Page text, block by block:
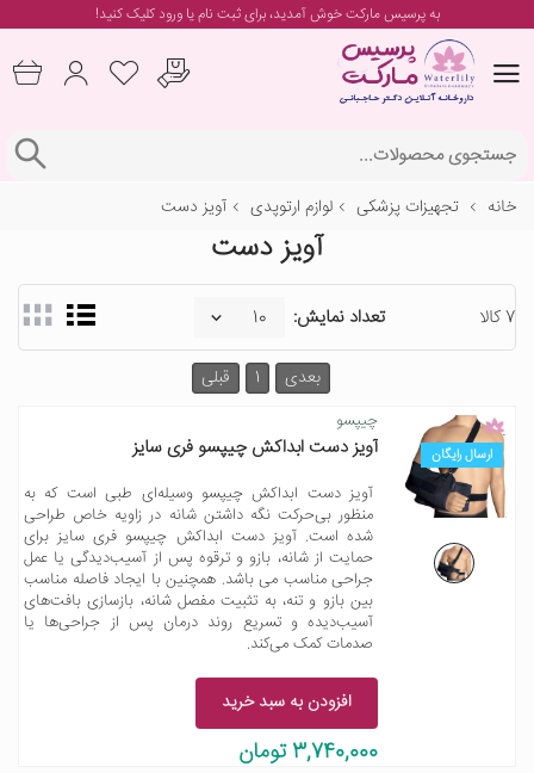
به پرسیس مارکت خوش آمدید، برایثبت نام یا ورودکلیک کنید!
خانه تجهیزات پزشکی لوازم ارتوپدی آویز دست
آویز دست
7 کالا تعداد نمایش:
قبلی 1 بعدی
ارسال رایگان
چیپسو
آویز دست ابداکش چیپسو فری سایز
آویز دست ابداکش چیپسو وسیله‌ای طبی است که به
منظور بی‌حرکت نگه داشتن شانه در زاویه خاص طراحی
شده است. آویز دست ابداکش چیپسو فری سایز برای
حمایت از شانه، بازو و ترقوه پس از آسیب‌دیدگی یا عمل
جراحی مناسب می باشد. همچنین با ایجاد فاصله مناسب
بین بازو و تنه، به تثبیت مفصل شانه، بازسازی بافت‌های
آسیب‌دیده و تسریع روند درمان پس از جراحی‌ها یا
صدمات کمک می‌کند.
افزودن به سبد خرید
3,740,000 تومان